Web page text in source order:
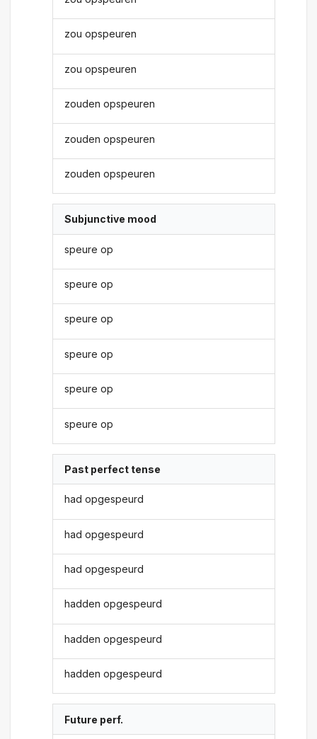
zou opspeuren
zou opspeuren
zouden opspeuren
zouden opspeuren
zouden opspeuren
Subjunctive mood
speure op
speure op
speure op
speure op
speure op
speure op
Past perfect tense
had opgespeurd
had opgespeurd
had opgespeurd
hadden opgespeurd
hadden opgespeurd
hadden opgespeurd
Future perf.